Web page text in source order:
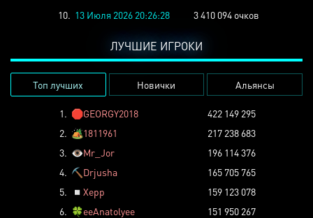
10. 13 Июля 2026 20:26:28 3 410 094 очков
ЛУЧШИЕ ИГРОКИ
Топ лучших Новички Альянсы
1. 🛑GEORGY2018
422 149 295
2. 🏕️1811961
217 238 683
3. 👁️Mr_Jor
196 114 376
4. ⛏️ Drjusha
165 705 765
5.
◽ Xepp
159 123 078
6. 🍀eeAnatolyee
151 950 267